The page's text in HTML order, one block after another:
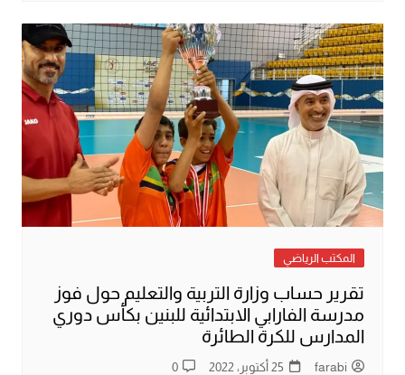
المكتب الرياضي
تقرير حساب وزارة التربية والتعليم حول فوز
مدرسة الفارابي الابتدائية للبنين بكأس دوري
المدارس للكرة الطائرة
farabi 25 أكتوبر، 2022 0